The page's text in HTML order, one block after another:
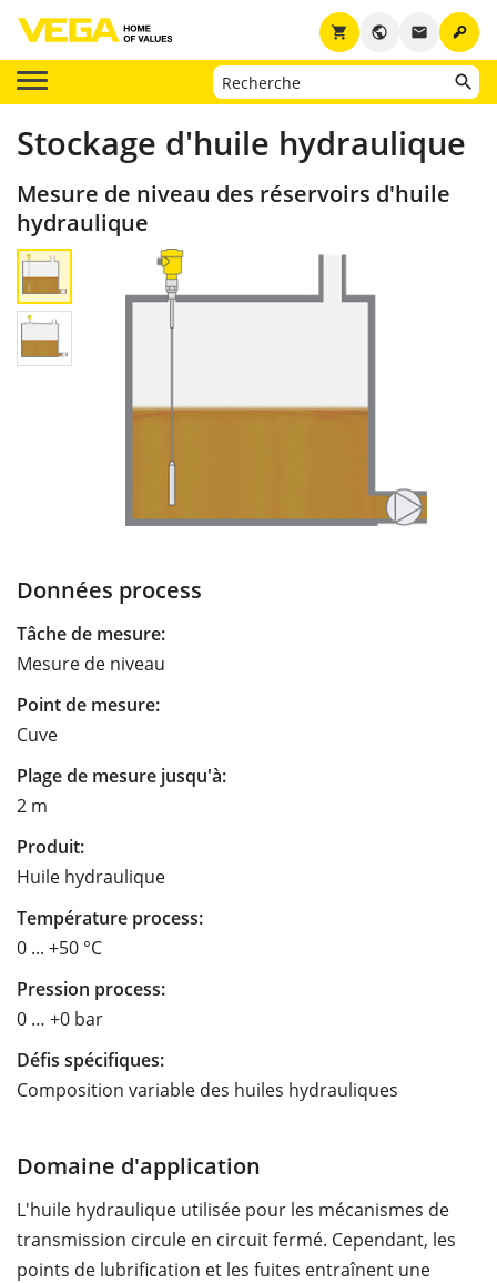
key
email
public
shopping_cart
Stockage d'huile hydraulique
Mesure de niveau des réservoirs d'huile
hydraulique
Données process
Tâche de mesure:
Mesure de niveau
Point de mesure:
Cuve
Plage de mesure jusqu'à:
2 m
Produit:
Huile hydraulique
Température process:
0 ... +50 °C
Pression process:
0 … +0 bar
Défis spécifiques:
Composition variable des huiles hydrauliques
Domaine d'application
L'huile hydraulique utilisée pour les mécanismes de
transmission circule en circuit fermé. Cependant, les
points de lubrification et les fuites entraînent une